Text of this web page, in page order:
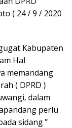
( 24 / 9 / 2020
Kabupaten
Hal
memandang
( DPRD )
dalam
perlu
sidang ”